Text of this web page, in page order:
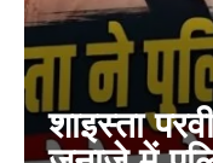
शाइस्ता